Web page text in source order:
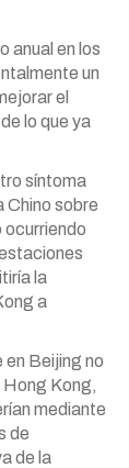
anual en los
un
el
lo que ya
síntoma
Chino sobre
ocurriendo
la
a
en Beijing no
Kong,
mediante
de
de la